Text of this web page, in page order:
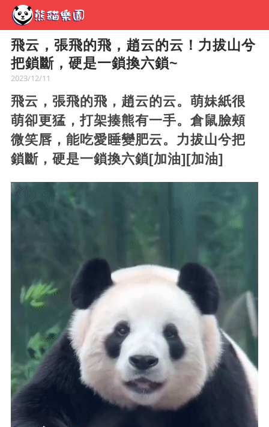
飛云，張飛的飛，趙云的云！力拔山兮
把鎖斷，硬是一鎖換六鎖~
2023/12/11
飛云，張飛的飛，趙云的云。萌妹紙很
萌卻更猛，打架揍熊有一手。倉鼠臉頰
微笑唇，能吃愛睡變肥云。力拔山兮把
鎖斷，硬是一鎖換六鎖[加油][加油]